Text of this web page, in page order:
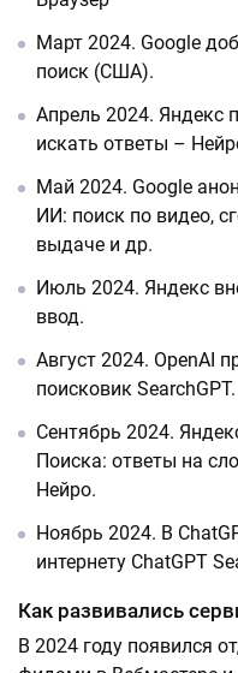
Март 2024. Google
поиск (США).
Апрель 2024. Яндекс
искать ответы –
Май 2024. Google
ИИ: поиск по видео,
выдаче и др.
Июль 2024. Яндекс
ввод.
Август 2024. OpenAI
поисковик SearchGPT.
Сентябрь 2024.
Поиска: ответы на
Нейро.
Ноябрь 2024. В
интернету ChatGPT
Как развивались
В 2024 году появился